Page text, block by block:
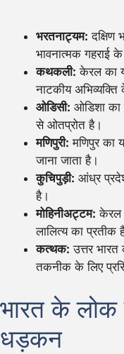
भरतनाट्यम:
भावनात्मक गहराई
कथकली: केरल का
नाटकीय अभिव्यक्ति
ओडिसी: ओडिशा का
से ओतप्रोत है।
मणिपुरी: मणिपुर का
जाना जाता है।
कुचिपुड़ी: आंध्र
है।
मोहिनीअट्टम: केरल
लालित्य का प्रतीक
कत्थक: उत्तर
तकनीक के लिए
भारत के लोक
धड़कन